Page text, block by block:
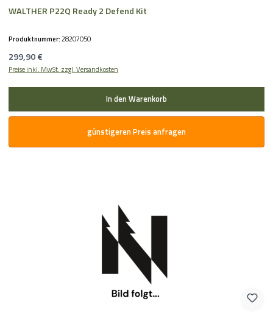
WALTHER P22Q Ready 2 Defend Kit
Produktnummer:28207050
Regulärer Preis:
299,90 €
Preise inkl. MwSt. zzgl. Versandkosten
In den Warenkorb
günstigeren Preis anfragen